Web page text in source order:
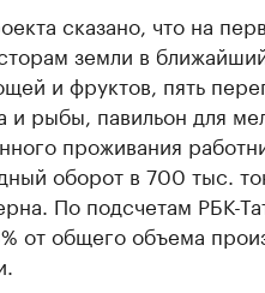
сказано, что на
земли в
и фруктов, пять
и рыбы, павильон для
проживания
оборот в 700 тыс.
По подсчетам РБК-
от общего объема